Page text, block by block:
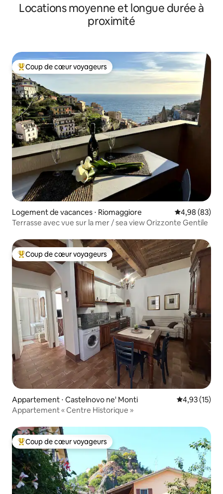
Locations moyenne et longue durée à
proximité
Coups de cœur voyageurs les plus appréciés
Coup de cœur voyageurs
Logement de vacances ⋅ Riomaggiore Évaluation
4,98 (83)
Terrasse avec vue sur la mer / sea view Orizzonte Gentile
Coups de cœur voyageurs les plus appréciés
Coup de cœur voyageurs
Appartement ⋅ Castelnovo ne' Monti Évaluation
4,93 (15)
Appartement « Centre Historique »
Coups de cœur voyageurs les plus appréciés
Coup de cœur voyageurs